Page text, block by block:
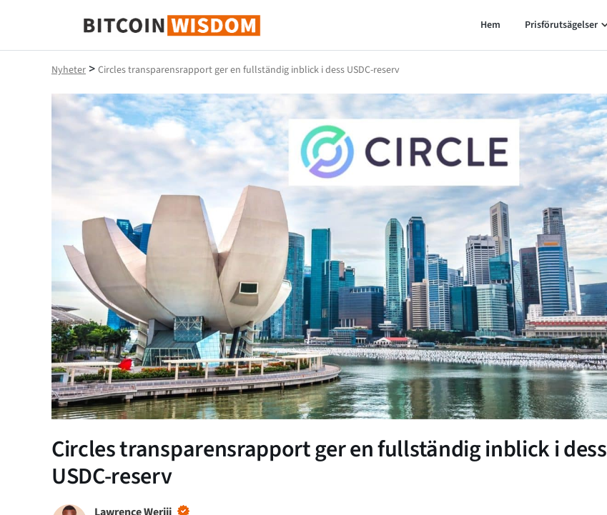
Bitcoin Wisdom
Hem Prisförutsägelser
Nyheter > Circles transparensrapport ger en fullständig inblick i dess USDC-reserv
Circles transparensrapport ger en fullständig inblick i dess
USDC-reserv